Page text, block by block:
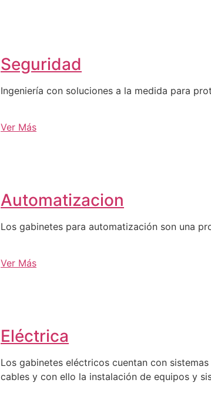
Seguridad
Ingeniería con soluciones a la medida para
Ver Más
Automatizacion
Los gabinetes para automatización son una
Ver Más
Eléctrica
Los gabinetes eléctricos cuentan con
cables y con ello la instalación de equipos y